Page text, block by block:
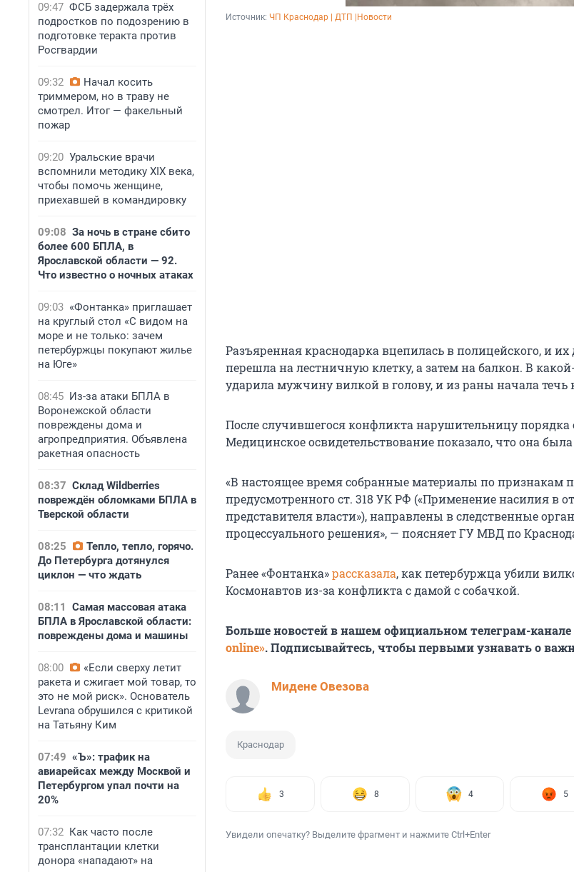
09:47 ФСБ задержала трёх
подростков по подозрению в
подготовке теракта против
Росгвардии
09:32
Начал косить
триммером, но в траву не
смотрел. Итог — факельный
пожар
09:20 Уральские врачи
вспомнили методику XIX века,
чтобы помочь женщине,
приехавшей в командировку
09:08 За ночь в стране сбито
более 600 БПЛА, в
Ярославской области — 92.
Что известно о ночных атаках
09:03 «Фонтанка» приглашает
на круглый стол «С видом на
море и не только: зачем
петербуржцы покупают жилье
на Юге»
08:45 Из-за атаки БПЛА в
Воронежской области
повреждены дома и
агропредприятия. Объявлена
ракетная опасность
08:37 Склад Wildberries
повреждён обломками БПЛА в
Тверской области
08:25
Тепло, тепло, горячо.
До Петербурга дотянулся
циклон — что ждать
08:11
Самая массовая атака
БПЛА в Ярославской области:
повреждены дома и машины
08:00
«Если сверху летит
ракета и сжигает мой товар, то
это не мой риск». Основатель
Levrana обрушился с критикой
на Татьяну Ким
07:49 «Ъ»: трафик на
авиарейсах между Москвой и
Петербургом упал почти на
20%
07:32 Как часто после
трансплантации клетки
донора «нападают» на
Источник: ЧП Краснодар | ДТП |Новости
Разъяренная краснодарка вцепилась в полицейского, и их
перешла на лестничную клетку, а затем на балкон. В
ударила мужчину вилкой в голову, и из раны начала течь
После случившегося конфликта нарушительницу порядка
Медицинское освидетельствование показало, что она
«В настоящее время собранные материалы по признакам
предусмотренного ст. 318 УК РФ («Применение насилия в
представителя власти»), направлены в следственные
процессуального решения», — поясняет ГУ МВД по
Ранее «Фонтанка»рассказала, как петербуржца убили
Космонавтов из-за конфликта с дамой с собачкой.
Больше новостей в нашем официальном телеграм-канале
online». Подписывайтесь, чтобы первыми узнавать о
Мидене Овезова
Краснодар
3 8 4 5
Увидели опечатку? Выделите фрагмент и нажмите Ctrl+Enter